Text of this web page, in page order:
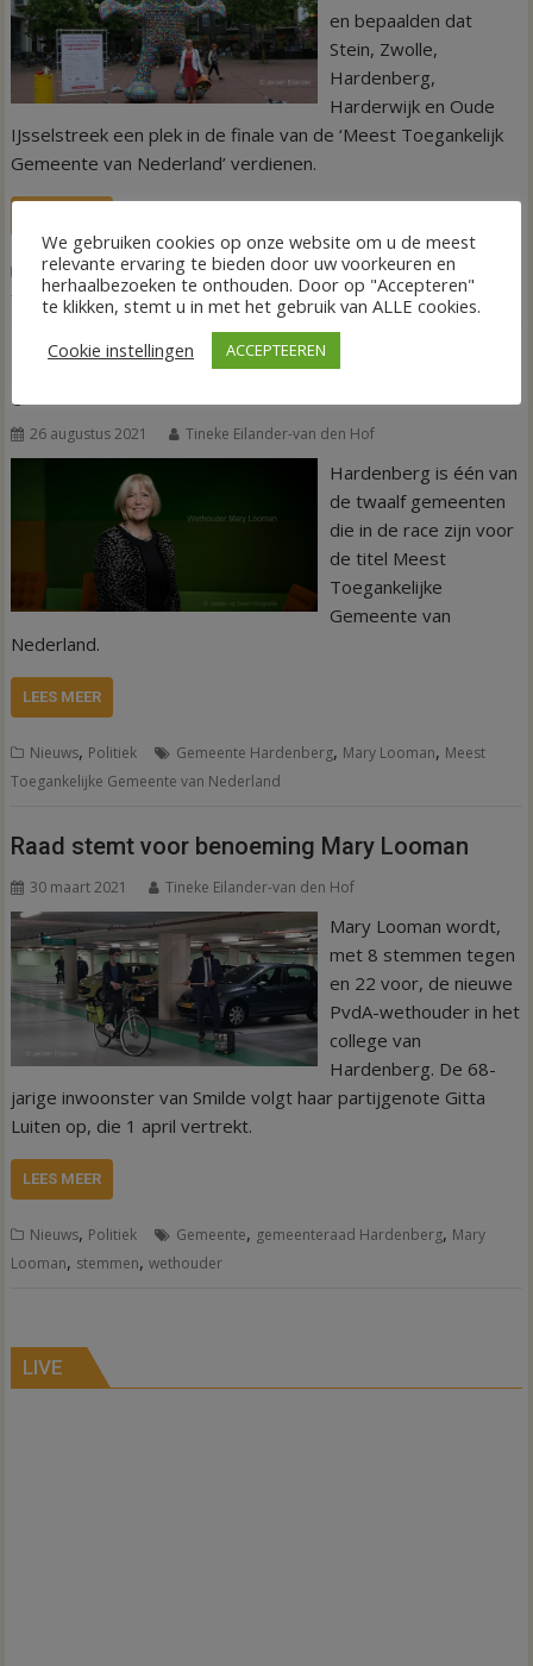
en bepaalden dat
Stein, Zwolle,
Hardenberg,
Harderwijk en Oude
IJsselstreek een plek in de finale van de ‘Meest Toegankelijk
Gemeente van Nederland’ verdienen.
Nieuws,Politiek Gemeente Hardenberg,Mary Looman ,Meest
Toegankelijke Gemeente van Nederland
Hardenberg in race voor meest toegankelijke
26 augustus 2021 Tineke Eilander-van den Hof
Hardenberg is één van
de twaalf gemeenten
die in de race zijn voor
de titel Meest
Toegankelijke
Gemeente van
Nederland.
LEES MEER
Nieuws, Politiek Gemeente Hardenberg, Mary Looman, Meest
Toegankelijke Gemeente van Nederland
Raad stemt voor benoeming Mary Looman
30 maart 2021 Tineke Eilander-van den Hof
Mary Looman wordt,
met 8 stemmen tegen
en 22 voor, de nieuwe
PvdA-wethouder in het
college van
Hardenberg. De 68-
jarige inwoonster van Smilde volgt haar partijgenote Gitta
Luiten op, die 1 april vertrekt.
LEES MEER
Nieuws, Politiek Gemeente, gemeenteraad Hardenberg, Mary
Looman, stemmen,wethouder
LIVE
We gebruiken cookies op onze website om u de meest
relevante ervaring te bieden door uw voorkeuren en
herhaalbezoeken te onthouden. Door op "Accepteren"
te klikken, stemt u in met het gebruik van ALLE cookies.
Cookie instellingen
ACCEPTEEREN